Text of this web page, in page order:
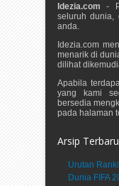
Idezia.com -
seluruh dunia,
anda.
Idezia.com
menarik di
dilihat
Apabila
yang kami
bersedia
pada halaman
Arsip Terbaru
Urutan
Dunia FIFA